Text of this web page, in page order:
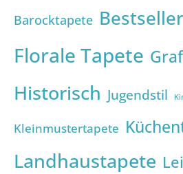
Barocktapete Bestseller
Florale Tapete
Historisch Jugendstil
Kleinmustertapete
Landhaustapete